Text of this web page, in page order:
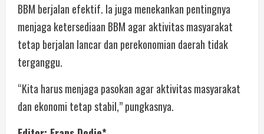
BBM berjalan efektif. Ia juga menekankan pentingnya
menjaga ketersediaan BBM agar aktivitas masyarakat
tetap berjalan lancar dan perekonomian daerah tidak
terganggu.
“Kita harus menjaga pasokan agar aktivitas masyarakat
dan ekonomi tetap stabil,” pungkasnya.